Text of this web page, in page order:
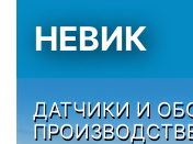
НЕВИК
ДАТЧИКИ И